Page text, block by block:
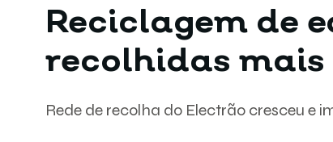
Reciclagem de
recolhidas mais
Rede de recolha do Electrão cresceu e